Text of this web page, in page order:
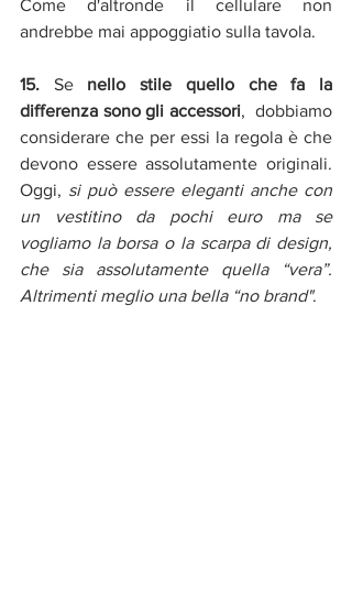
Come d'altronde il cellulare non
andrebbe mai appoggiatio sulla tavola.
15. Se nello stile quello che fa la
differenza sono gli accessori,  dobbiamo
considerare che per essi la regola è che
devono essere assolutamente originali.
Oggi, si può essere eleganti anche con
un vestitino da pochi euro ma se
vogliamo la borsa o la scarpa di design,
che sia assolutamente quella “vera”.
Altrimenti meglio una bella “no brand".